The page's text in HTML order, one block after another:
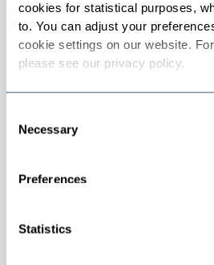
cookies for statistical purposes,
to. You can adjust your
cookie settings on our website.
please see our privacy policy.
Selection
Necessary
Preferences
Statistics
La optimización
de la eficiencia
Escenarios
calculados en
El potencial es considerable:
ligero aumento de la
autobuses y de transporte